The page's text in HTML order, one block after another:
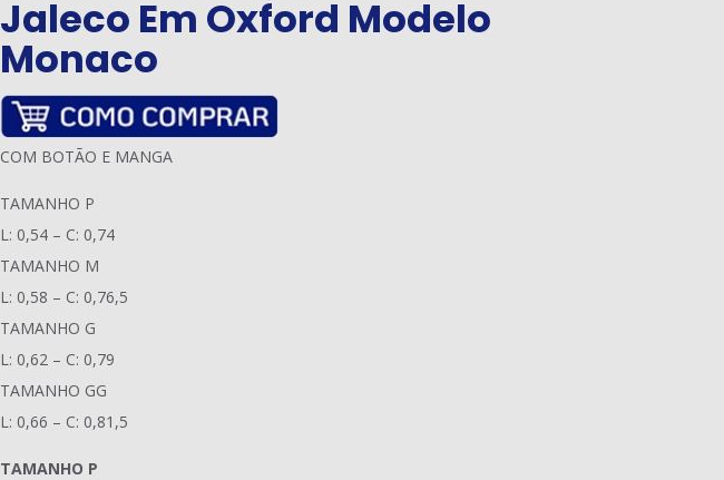
Jaleco Em Oxford Modelo
Monaco
COM BOTÃO E MANGA
TAMANHO P
L: 0,54 – C: 0,74
TAMANHO M
L: 0,58 – C: 0,76,5
TAMANHO G
L: 0,62 – C: 0,79
TAMANHO GG
L: 0,66 – C: 0,81,5
TAMANHO P